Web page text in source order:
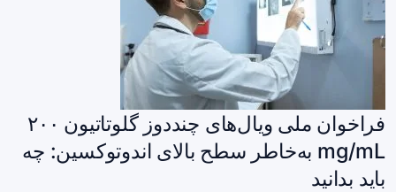
فراخوان ملی ویال‌های چنددوز گلوتاتیون ۲۰۰
mg/mL به‌خاطر سطح بالای اندوتوکسین: چه
باید بدانید